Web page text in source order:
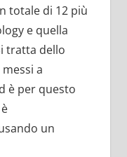
totale di 12 più
e quella
tratta dello
a
è per questo
un